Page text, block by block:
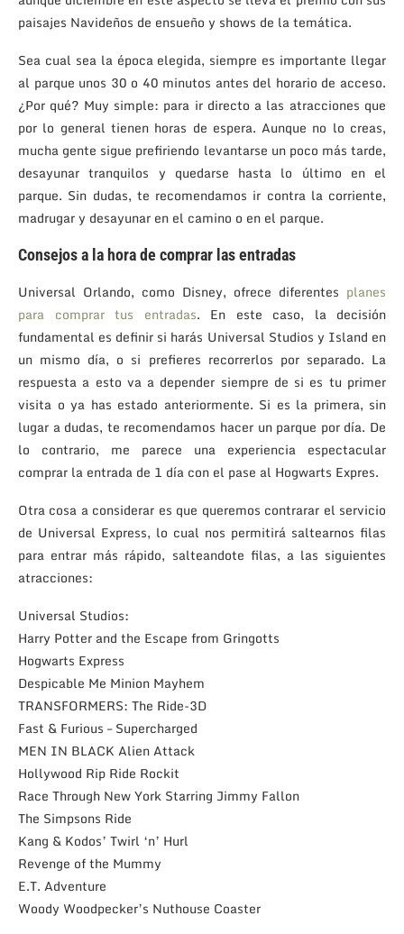
paisajes Navideños de ensueño y shows de la temática.
Sea cual sea la época elegida, siempre es importante llegar
al parque unos 30 o 40 minutos antes del horario de acceso.
¿Por qué? Muy simple: para ir directo a las atracciones que
por lo general tienen horas de espera. Aunque no lo creas,
mucha gente sigue prefiriendo levantarse un poco más tarde,
desayunar tranquilos y quedarse hasta lo último en el
parque. Sin dudas, te recomendamos ir contra la corriente,
madrugar y desayunar en el camino o en el parque.
Consejos a la hora de comprar las entradas
Universal Orlando, como Disney, ofrece diferentes planes
para comprar tus entradas. En este caso, la decisión
fundamental es definir si harás Universal Studios y Island en
un mismo día, o si prefieres recorrerlos por separado. La
respuesta a esto va a depender siempre de si es tu primer
visita o ya has estado anteriormente. Si es la primera, sin
lugar a dudas, te recomendamos hacer un parque por día. De
lo contrario, me parece una experiencia espectacular
comprar la entrada de 1 día con el pase al Hogwarts Expres.
Otra cosa a considerar es que queremos contrarar el servicio
de Universal Express, lo cual nos permitirá saltearnos filas
para entrar más rápido, salteandote filas, a las siguientes
atracciones:
Universal Studios:
Harry Potter and the Escape from Gringotts
Hogwarts Express
Despicable Me Minion Mayhem
TRANSFORMERS: The Ride-3D
Fast & Furious – Supercharged
MEN IN BLACK Alien Attack
Hollywood Rip Ride Rockit
Race Through New York Starring Jimmy Fallon
The Simpsons Ride
Kang & Kodos’ Twirl ‘n’ Hurl
Revenge of the Mummy
E.T. Adventure
Woody Woodpecker’s Nuthouse Coaster